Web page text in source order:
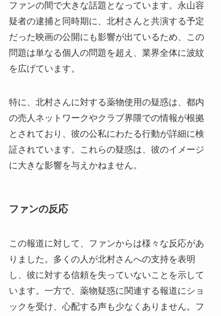
ファンの間で大きな話題となっています。永山容
疑者の逮捕と同時期に、北村さんと共演する予定
だった映画の公開にも影響が出ているため、この
問題は単なる個人の問題を超え、業界全体に波紋
を広げています。
特に、北村さんに対する薬物使用の疑惑は、都内
の売人ネットワークやクラブ界隈での情報が根拠
とされており、彼の公私にわたる行動が詳細に検
証されています。これらの疑惑は、彼のイメージ
に大きな影響を与えかねません。
ファンの反応
この報道に対して、ファンからは様々な反応があ
りました。多くの人が北村さんへの支持を表明
し、彼に対する信頼を失っていないことを示して
います。一方で、薬物疑惑に関連する報道にショ
ックを受け、心配する声も少なくありません。フ